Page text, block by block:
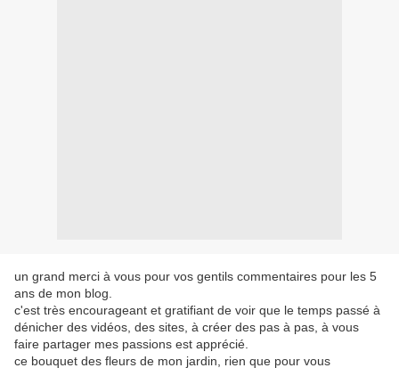
un grand merci à vous pour vos gentils commentaires pour les 5
ans de mon blog.
c'est très encourageant et gratifiant de voir que le temps passé à
dénicher des vidéos, des sites, à créer des pas à pas, à vous
faire partager mes passions est apprécié.
ce bouquet des fleurs de mon jardin, rien que pour vous